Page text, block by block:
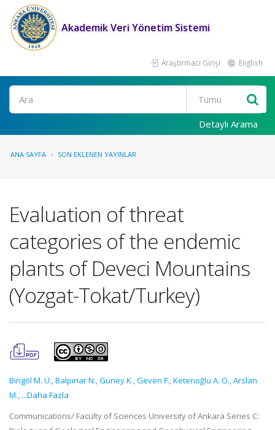
Akademik Veri Yönetim Sistemi
Araştırmacı Girişi English
Ara
Detaylı Arama
ANA SAYFA SON EKLENEN YAYINLAR
Evaluation of threat
categories of the endemic
plants of Deveci Mountains
(Yozgat-Tokat/Turkey)
Bingöl M. Ü.,Balpınar N.,Güney K.,Geven F.,Ketenoğlu A. O.,Arslan
M., ...Daha Fazla
Communications/ Faculty of Sciences University of Ankara Series C: